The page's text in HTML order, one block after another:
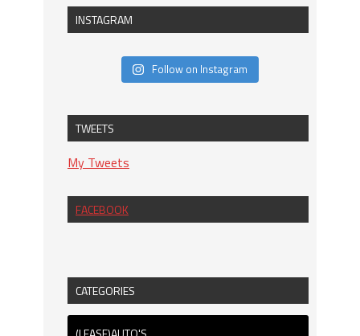
INSTAGRAM
Follow on Instagram
TWEETS
My Tweets
FACEBOOK
CATEGORIES